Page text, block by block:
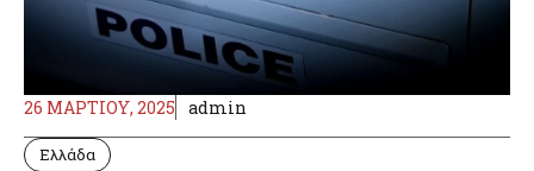
26 ΜΑΡΤΊΟΥ, 2025 admin
Ελλάδα